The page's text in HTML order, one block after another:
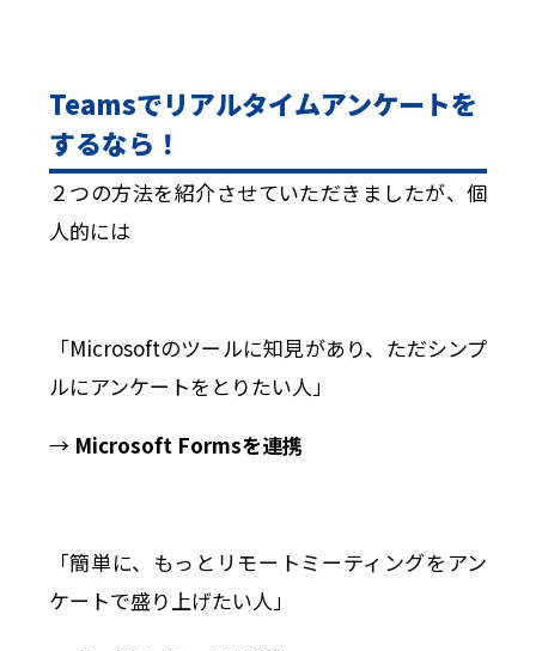
Teamsでリアルタイムアンケートを
するなら！
２つの方法を紹介させていただきましたが、個
人的には
「Microsoftのツールに知見があり、ただシンプ
ルにアンケートをとりたい人」
→ Microsoft Formsを連携
「簡単に、もっとリモートミーティングをアン
ケートで盛り上げたい人」